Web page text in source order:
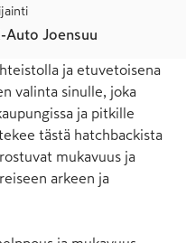
Auto Joensuu
ja etuvetoisena
valinta sinulle, joka
ja pitkille
tästä hatchbackista
mukavuus ja
arkeen ja